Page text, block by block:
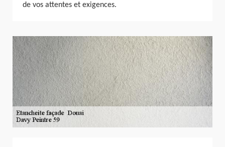
de vos attentes et exigences.